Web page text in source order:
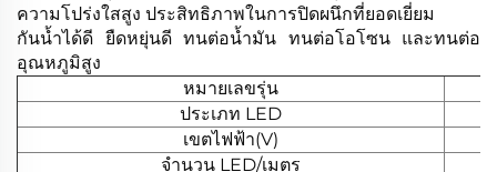
ความโปร่งใสสูง ประสิทธิภาพในการปิดผนึกที่ยอดเยี่ยม
กันน้ำได้ดี ยืดหยุ่นดี ทนต่อน้ำมัน ทนต่อโอโซน และทนต่อ
อุณหภูมิสูง
หมายเลขรุ่น
ประเภท LED
เขตไฟฟ้า(V)
จำนวน LED/เมตร